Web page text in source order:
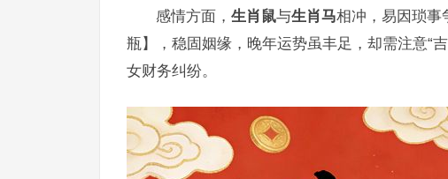
感情方面， 生肖鼠与生肖马相冲，易因琐事
瓶】，稳固姻缘，晚年运势虽丰足，却需注意
女财务纠纷。